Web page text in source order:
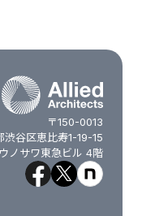
〒150-0013
渋谷区恵比寿1-19-15
ウノサワ東急ビル 4階